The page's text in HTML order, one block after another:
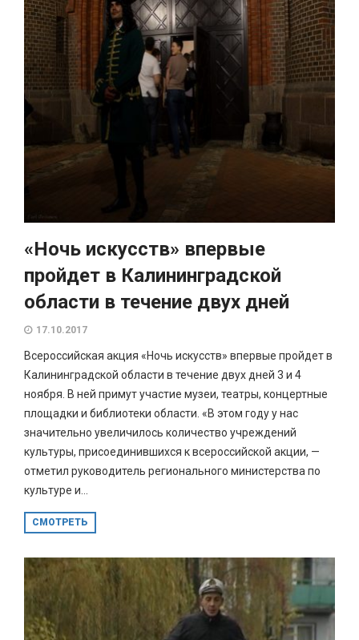
«Ночь искусств» впервые
пройдет в Калининградской
области в течение двух дней
17.10.2017
Всероссийская акция «Ночь искусств» впервые пройдет в
Калининградской области в течение двух дней 3 и 4
ноября. В ней примут участие музеи, театры, концертные
площадки и библиотеки области. «В этом году у нас
значительно увеличилось количество учреждений
культуры, присоединившихся к всероссийской акции, —
отметил руководитель регионального министерства по
культуре и...
СМОТРЕТЬ